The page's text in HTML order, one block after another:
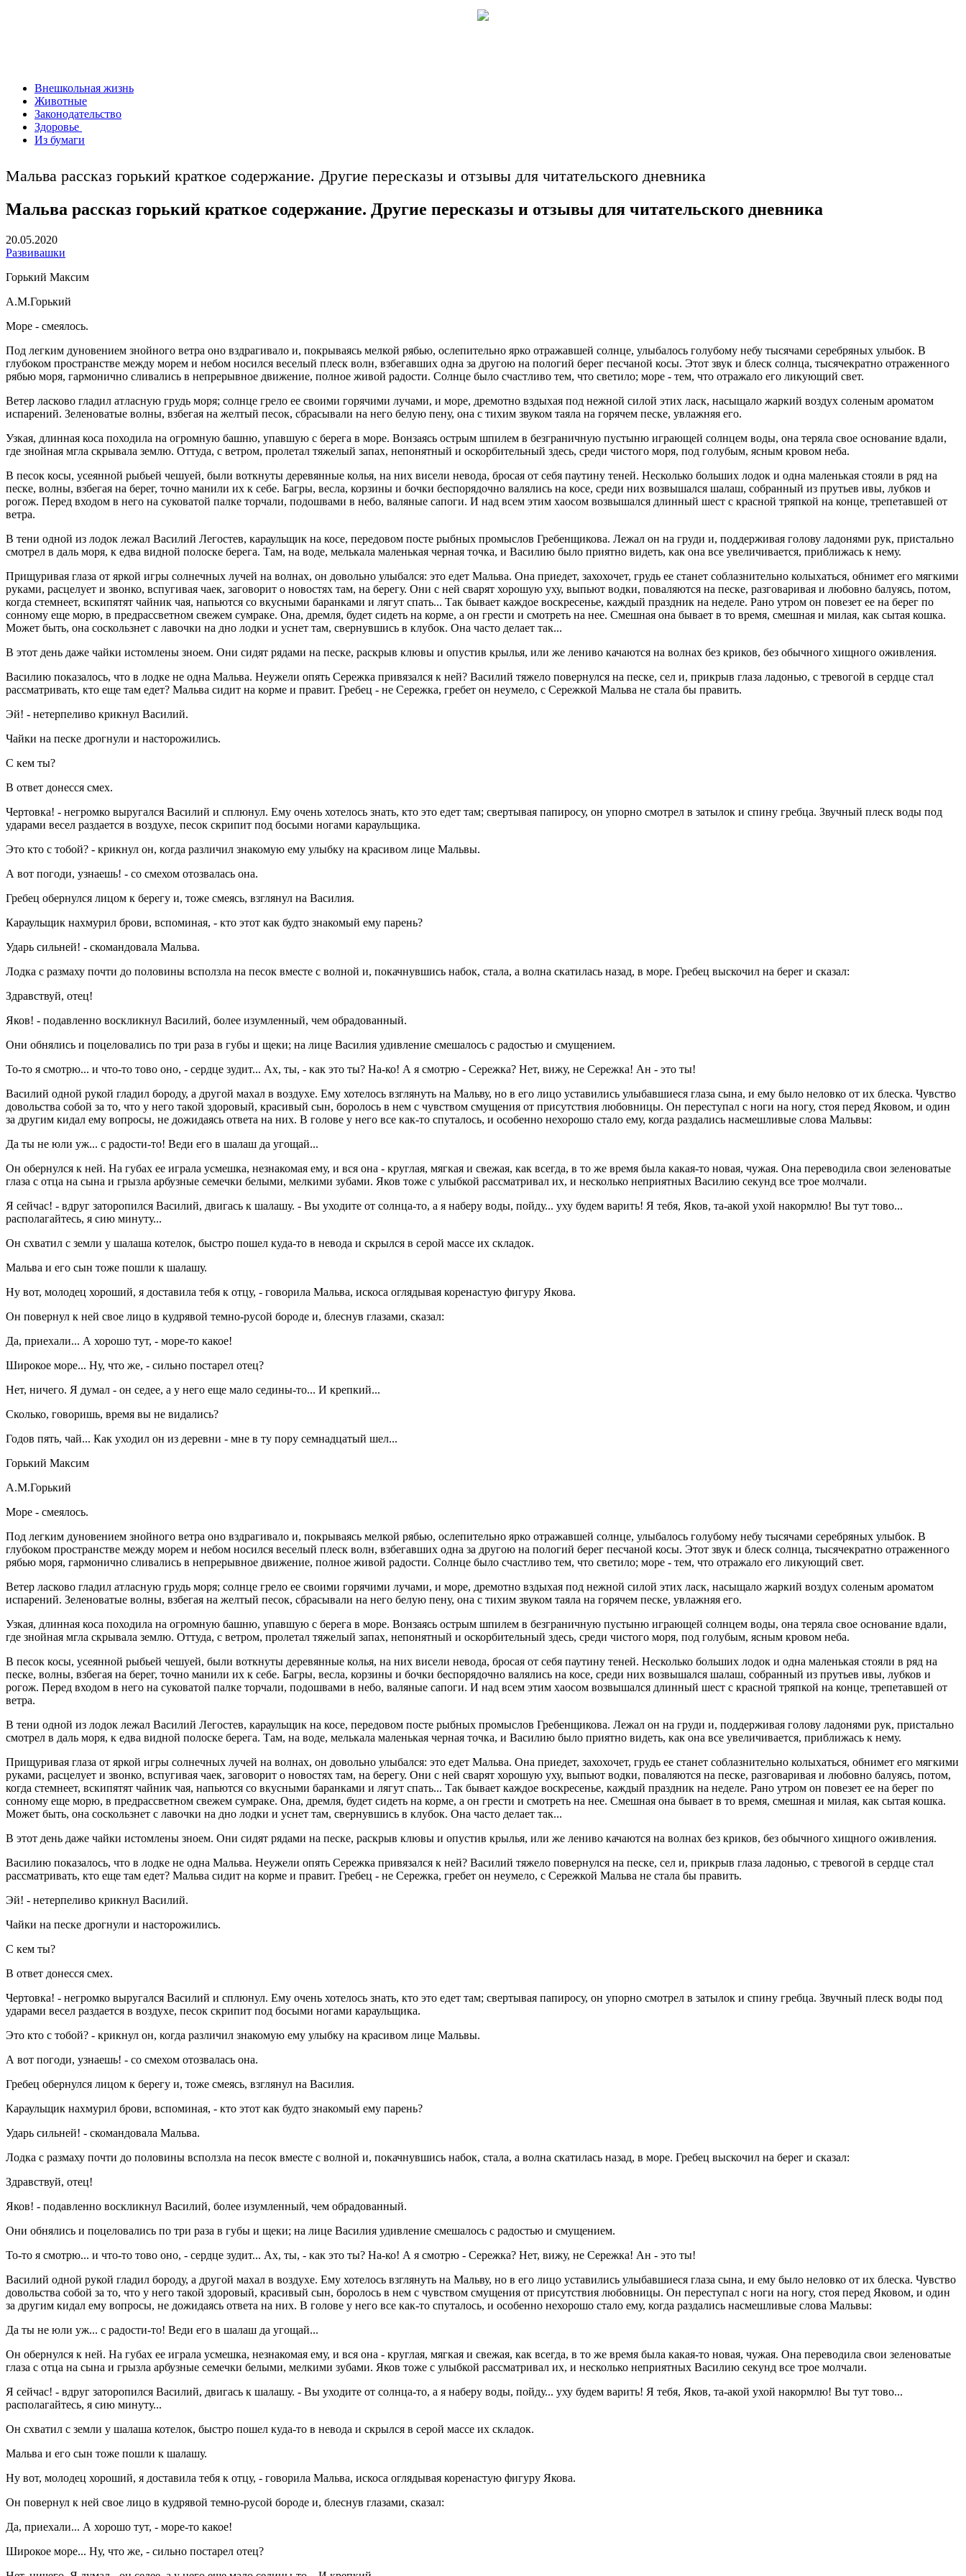
Внешкольная жизнь
Животные
Законодательство
Здоровье
Из бумаги
Мальва рассказ горький краткое содержание. Другие пересказы и отзывы для читательского дневника
Мальва рассказ горький краткое содержание. Другие пересказы и отзывы для читательского дневника
20.05.2020
Развивашки
Горький Максим
А.М.Горький
Море - смеялось.
Под легким дуновением знойного ветра оно вздрагивало и, покрываясь мелкой рябью, ослепительно ярко отражавшей солнце, улыбалось голубому небу тысячами серебряных улыбок. В
глубоком пространстве между морем и небом носился веселый плеск волн, взбегавших одна за другою на пологий берег песчаной косы. Этот звук и блеск солнца, тысячекратно отраженного
рябью моря, гармонично сливались в непрерывное движение, полное живой радости. Солнце было счастливо тем, что светило; море - тем, что отражало его ликующий свет.
Ветер ласково гладил атласную грудь моря; солнце грело ее своими горячими лучами, и море, дремотно вздыхая под нежной силой этих ласк, насыщало жаркий воздух соленым ароматом
испарений. Зеленоватые волны, взбегая на желтый песок, сбрасывали на него белую пену, она с тихим звуком таяла на горячем песке, увлажняя его.
Узкая, длинная коса походила на огромную башню, упавшую с берега в море. Вонзаясь острым шпилем в безграничную пустыню играющей солнцем воды, она теряла свое основание вдали,
где знойная мгла скрывала землю. Оттуда, с ветром, пролетал тяжелый запах, непонятный и оскорбительный здесь, среди чистого моря, под голубым, ясным кровом неба.
В песок косы, усеянной рыбьей чешуей, были воткнуты деревянные колья, на них висели невода, бросая от себя паутину теней. Несколько больших лодок и одна маленькая стояли в ряд на
песке, волны, взбегая на берег, точно манили их к себе. Багры, весла, корзины и бочки беспорядочно валялись на косе, среди них возвышался шалаш, собранный из прутьев ивы, лубков и
рогож. Перед входом в него на суковатой палке торчали, подошвами в небо, валяные сапоги. И над всем этим хаосом возвышался длинный шест с красной тряпкой на конце, трепетавшей от
ветра.
В тени одной из лодок лежал Василий Легостев, караульщик на косе, передовом посте рыбных промыслов Гребенщикова. Лежал он на груди и, поддерживая голову ладонями рук, пристально
смотрел в даль моря, к едва видной полоске берега. Там, на воде, мелькала маленькая черная точка, и Василию было приятно видеть, как она все увеличивается, приближась к нему.
Прищуривая глаза от яркой игры солнечных лучей на волнах, он довольно улыбался: это едет Мальва. Она приедет, захохочет, грудь ее станет соблазнительно колыхаться, обнимет его мягкими
руками, расцелует и звонко, вспугивая чаек, заговорит о новостях там, на берегу. Они с ней сварят хорошую уху, выпьют водки, поваляются на песке, разговаривая и любовно балуясь, потом,
когда стемнеет, вскипятят чайник чая, напьются со вкусными баранками и лягут спать... Так бывает каждое воскресенье, каждый праздник на неделе. Рано утром он повезет ее на берег по
сонному еще морю, в предрассветном свежем сумраке. Она, дремля, будет сидеть на корме, а он грести и смотреть на нее. Смешная она бывает в то время, смешная и милая, как сытая кошка.
Может быть, она соскользнет с лавочки на дно лодки и уснет там, свернувшись в клубок. Она часто делает так...
В этот день даже чайки истомлены зноем. Они сидят рядами на песке, раскрыв клювы и опустив крылья, или же лениво качаются на волнах без криков, без обычного хищного оживления.
Василию показалось, что в лодке не одна Мальва. Неужели опять Сережка привязался к ней? Василий тяжело повернулся на песке, сел и, прикрыв глаза ладонью, с тревогой в сердце стал
рассматривать, кто еще там едет? Мальва сидит на корме и правит. Гребец - не Сережка, гребет он неумело, с Сережкой Мальва не стала бы править.
Эй! - нетерпеливо крикнул Василий.
Чайки на песке дрогнули и насторожились.
С кем ты?
В ответ донесся смех.
Чертовка! - негромко выругался Василий и сплюнул. Ему очень хотелось знать, кто это едет там; свертывая папиросу, он упорно смотрел в затылок и спину гребца. Звучный плеск воды под
ударами весел раздается в воздухе, песок скрипит под босыми ногами караульщика.
Это кто с тобой? - крикнул он, когда различил знакомую ему улыбку на красивом лице Мальвы.
А вот погоди, узнаешь! - со смехом отозвалась она.
Гребец обернулся лицом к берегу и, тоже смеясь, взглянул на Василия.
Караульщик нахмурил брови, вспоминая, - кто этот как будто знакомый ему парень?
Ударь сильней! - скомандовала Мальва.
Лодка с размаху почти до половины всползла на песок вместе с волной и, покачнувшись набок, стала, а волна скатилась назад, в море. Гребец выскочил на берег и сказал:
Здравствуй, отец!
Яков! - подавленно воскликнул Василий, более изумленный, чем обрадованный.
Они обнялись и поцеловались по три раза в губы и щеки; на лице Василия удивление смешалось с радостью и смущением.
То-то я смотрю... и что-то тово оно, - сердце зудит... Ах, ты, - как это ты? На-ко! А я смотрю - Сережка? Нет, вижу, не Сережка! Ан - это ты!
Василий одной рукой гладил бороду, а другой махал в воздухе. Ему хотелось взглянуть на Мальву, но в его лицо уставились улыбавшиеся глаза сына, и ему было неловко от их блеска. Чувство
довольства собой за то, что у него такой здоровый, красивый сын, боролось в нем с чувством смущения от присутствия любовницы. Он переступал с ноги на ногу, стоя перед Яковом, и один
за другим кидал ему вопросы, не дожидаясь ответа на них. В голове у него все как-то спуталось, и особенно нехорошо стало ему, когда раздались насмешливые слова Мальвы:
Да ты не юли уж... с радости-то! Веди его в шалаш да угощай...
Он обернулся к ней. На губах ее играла усмешка, незнакомая ему, и вся она - круглая, мягкая и свежая, как всегда, в то же время была какая-то новая, чужая. Она переводила свои зеленоватые
глаза с отца на сына и грызла арбузные семечки белыми, мелкими зубами. Яков тоже с улыбкой рассматривал их, и несколько неприятных Василию секунд все трое молчали.
Я сейчас! - вдруг заторопился Василий, двигась к шалашу. - Вы уходите от солнца-то, а я наберу воды, пойду... уху будем варить! Я тебя, Яков, та-акой ухой накормлю! Вы тут тово...
располагайтесь, я сию минуту...
Он схватил с земли у шалаша котелок, быстро пошел куда-то в невода и скрылся в серой массе их складок.
Мальва и его сын тоже пошли к шалашу.
Ну вот, молодец хороший, я доставила тебя к отцу, - говорила Мальва, искоса оглядывая коренастую фигуру Якова.
Он повернул к ней свое лицо в кудрявой темно-русой бороде и, блеснув глазами, сказал:
Да, приехали... А хорошо тут, - море-то какое!
Широкое море... Ну, что же, - сильно постарел отец?
Нет, ничего. Я думал - он седее, а у него еще мало седины-то... И крепкий...
Сколько, говоришь, время вы не видались?
Годов пять, чай... Как уходил он из деревни - мне в ту пору семнадцатый шел...
Горький Максим
А.М.Горький
Море - смеялось.
Под легким дуновением знойного ветра оно вздрагивало и, покрываясь мелкой рябью, ослепительно ярко отражавшей солнце, улыбалось голубому небу тысячами серебряных улыбок. В
глубоком пространстве между морем и небом носился веселый плеск волн, взбегавших одна за другою на пологий берег песчаной косы. Этот звук и блеск солнца, тысячекратно отраженного
рябью моря, гармонично сливались в непрерывное движение, полное живой радости. Солнце было счастливо тем, что светило; море - тем, что отражало его ликующий свет.
Ветер ласково гладил атласную грудь моря; солнце грело ее своими горячими лучами, и море, дремотно вздыхая под нежной силой этих ласк, насыщало жаркий воздух соленым ароматом
испарений. Зеленоватые волны, взбегая на желтый песок, сбрасывали на него белую пену, она с тихим звуком таяла на горячем песке, увлажняя его.
Узкая, длинная коса походила на огромную башню, упавшую с берега в море. Вонзаясь острым шпилем в безграничную пустыню играющей солнцем воды, она теряла свое основание вдали,
где знойная мгла скрывала землю. Оттуда, с ветром, пролетал тяжелый запах, непонятный и оскорбительный здесь, среди чистого моря, под голубым, ясным кровом неба.
В песок косы, усеянной рыбьей чешуей, были воткнуты деревянные колья, на них висели невода, бросая от себя паутину теней. Несколько больших лодок и одна маленькая стояли в ряд на
песке, волны, взбегая на берег, точно манили их к себе. Багры, весла, корзины и бочки беспорядочно валялись на косе, среди них возвышался шалаш, собранный из прутьев ивы, лубков и
рогож. Перед входом в него на суковатой палке торчали, подошвами в небо, валяные сапоги. И над всем этим хаосом возвышался длинный шест с красной тряпкой на конце, трепетавшей от
ветра.
В тени одной из лодок лежал Василий Легостев, караульщик на косе, передовом посте рыбных промыслов Гребенщикова. Лежал он на груди и, поддерживая голову ладонями рук, пристально
смотрел в даль моря, к едва видной полоске берега. Там, на воде, мелькала маленькая черная точка, и Василию было приятно видеть, как она все увеличивается, приближась к нему.
Прищуривая глаза от яркой игры солнечных лучей на волнах, он довольно улыбался: это едет Мальва. Она приедет, захохочет, грудь ее станет соблазнительно колыхаться, обнимет его мягкими
руками, расцелует и звонко, вспугивая чаек, заговорит о новостях там, на берегу. Они с ней сварят хорошую уху, выпьют водки, поваляются на песке, разговаривая и любовно балуясь, потом,
когда стемнеет, вскипятят чайник чая, напьются со вкусными баранками и лягут спать... Так бывает каждое воскресенье, каждый праздник на неделе. Рано утром он повезет ее на берег по
сонному еще морю, в предрассветном свежем сумраке. Она, дремля, будет сидеть на корме, а он грести и смотреть на нее. Смешная она бывает в то время, смешная и милая, как сытая кошка.
Может быть, она соскользнет с лавочки на дно лодки и уснет там, свернувшись в клубок. Она часто делает так...
В этот день даже чайки истомлены зноем. Они сидят рядами на песке, раскрыв клювы и опустив крылья, или же лениво качаются на волнах без криков, без обычного хищного оживления.
Василию показалось, что в лодке не одна Мальва. Неужели опять Сережка привязался к ней? Василий тяжело повернулся на песке, сел и, прикрыв глаза ладонью, с тревогой в сердце стал
рассматривать, кто еще там едет? Мальва сидит на корме и правит. Гребец - не Сережка, гребет он неумело, с Сережкой Мальва не стала бы править.
Эй! - нетерпеливо крикнул Василий.
Чайки на песке дрогнули и насторожились.
С кем ты?
В ответ донесся смех.
Чертовка! - негромко выругался Василий и сплюнул. Ему очень хотелось знать, кто это едет там; свертывая папиросу, он упорно смотрел в затылок и спину гребца. Звучный плеск воды под
ударами весел раздается в воздухе, песок скрипит под босыми ногами караульщика.
Это кто с тобой? - крикнул он, когда различил знакомую ему улыбку на красивом лице Мальвы.
А вот погоди, узнаешь! - со смехом отозвалась она.
Гребец обернулся лицом к берегу и, тоже смеясь, взглянул на Василия.
Караульщик нахмурил брови, вспоминая, - кто этот как будто знакомый ему парень?
Ударь сильней! - скомандовала Мальва.
Лодка с размаху почти до половины всползла на песок вместе с волной и, покачнувшись набок, стала, а волна скатилась назад, в море. Гребец выскочил на берег и сказал:
Здравствуй, отец!
Яков! - подавленно воскликнул Василий, более изумленный, чем обрадованный.
Они обнялись и поцеловались по три раза в губы и щеки; на лице Василия удивление смешалось с радостью и смущением.
То-то я смотрю... и что-то тово оно, - сердце зудит... Ах, ты, - как это ты? На-ко! А я смотрю - Сережка? Нет, вижу, не Сережка! Ан - это ты!
Василий одной рукой гладил бороду, а другой махал в воздухе. Ему хотелось взглянуть на Мальву, но в его лицо уставились улыбавшиеся глаза сына, и ему было неловко от их блеска. Чувство
довольства собой за то, что у него такой здоровый, красивый сын, боролось в нем с чувством смущения от присутствия любовницы. Он переступал с ноги на ногу, стоя перед Яковом, и один
за другим кидал ему вопросы, не дожидаясь ответа на них. В голове у него все как-то спуталось, и особенно нехорошо стало ему, когда раздались насмешливые слова Мальвы:
Да ты не юли уж... с радости-то! Веди его в шалаш да угощай...
Он обернулся к ней. На губах ее играла усмешка, незнакомая ему, и вся она - круглая, мягкая и свежая, как всегда, в то же время была какая-то новая, чужая. Она переводила свои зеленоватые
глаза с отца на сына и грызла арбузные семечки белыми, мелкими зубами. Яков тоже с улыбкой рассматривал их, и несколько неприятных Василию секунд все трое молчали.
Я сейчас! - вдруг заторопился Василий, двигась к шалашу. - Вы уходите от солнца-то, а я наберу воды, пойду... уху будем варить! Я тебя, Яков, та-акой ухой накормлю! Вы тут тово...
располагайтесь, я сию минуту...
Он схватил с земли у шалаша котелок, быстро пошел куда-то в невода и скрылся в серой массе их складок.
Мальва и его сын тоже пошли к шалашу.
Ну вот, молодец хороший, я доставила тебя к отцу, - говорила Мальва, искоса оглядывая коренастую фигуру Якова.
Он повернул к ней свое лицо в кудрявой темно-русой бороде и, блеснув глазами, сказал:
Да, приехали... А хорошо тут, - море-то какое!
Широкое море... Ну, что же, - сильно постарел отец?